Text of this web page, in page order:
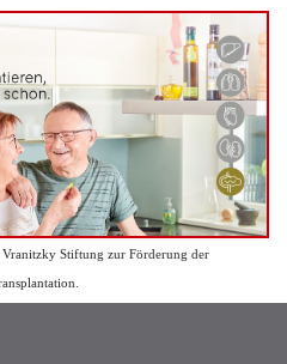
Stiftung zur Förderung der